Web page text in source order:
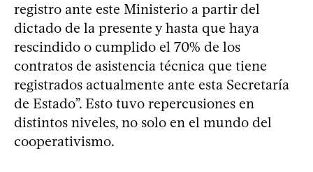
registro ante este Ministerio a partir del
dictado de la presente y hasta que haya
rescindido o cumplido el 70% de los
contratos de asistencia técnica que tiene
registrados actualmente ante esta Secretaría
de Estado”. Esto tuvo repercusiones en
distintos niveles, no solo en el mundo del
cooperativismo.